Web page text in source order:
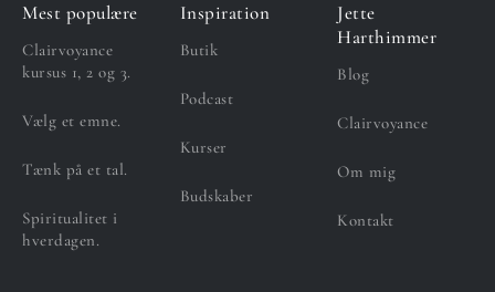
Mest populære
Clairvoyance
kursus 1, 2 og 3.
Vælg et emne.
Tænk på et tal.
Spiritualitet i
hverdagen.
Inspiration
Butik
Podcast
Kurser
Budskaber
Jette
Harthimmer
Blog
Clairvoyance
Om mig
Kontakt